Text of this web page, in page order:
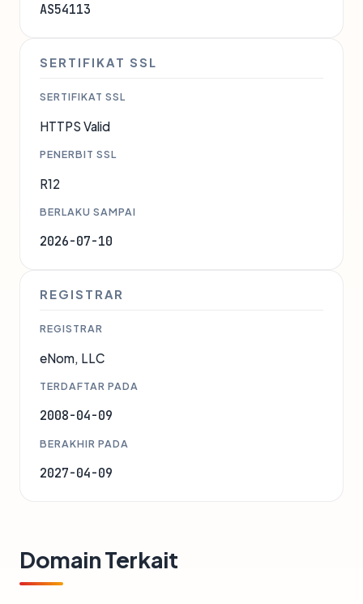
AS54113
SERTIFIKAT SSL
SERTIFIKAT SSL
HTTPS Valid
PENERBIT SSL
R12
BERLAKU SAMPAI
2026-07-10
REGISTRAR
REGISTRAR
eNom, LLC
TERDAFTAR PADA
2008-04-09
BERAKHIR PADA
2027-04-09
Domain Terkait